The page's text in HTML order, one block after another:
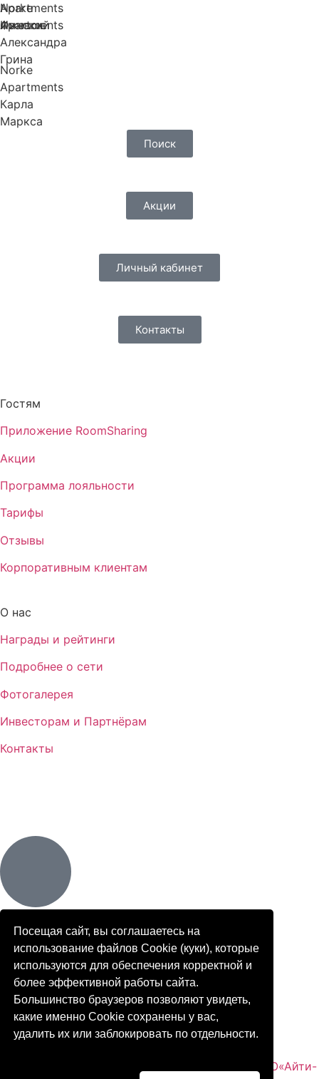
Apartments
Финский
Norke
Apartments
Александра
Грина
Ижевск
Norke
Apartments
Карла
Маркса
Поиск
Акции
Личный кабинет
Контакты
Гостям
Приложение RoomSharing
Акции
Программа лояльности
Тарифы
Отзывы
Корпоративным клиентам
О нас
Награды и рейтинги
Подробнее о сети
Фотогалерея
Инвесторам и Партнёрам
Контакты
Стоимость не является публичной офертой
© 2026 Norke.ru
Политика конфиденциальности
Создание.Поддержка.Продвижение.Сайтов ООО«Айти-
Посещая сайт, вы соглашаетесь на
использование файлов Cookie (куки), которые
используются для обеспечения корректной и
более эффективной работы сайта.
Большинство браузеров позволяют увидеть,
какие именно Cookie сохранены у вас,
удалить их или заблокировать по отдельности.